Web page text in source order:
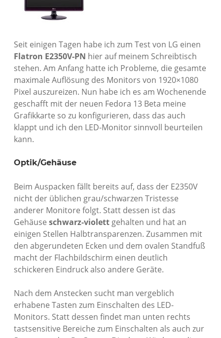
Seit einigen Tagen habe ich zum Test von LG einen
Flatron E2350V-PN hier auf meinem Schreibtisch
stehen. Am Anfang hatte ich Probleme, die gesamte
maximale Auflösung des Monitors von 1920×1080
Pixel auszureizen. Nun habe ich es am Wochenende
geschafft mit der neuen Fedora 13 Beta meine
Grafikkarte so zu konfigurieren, dass das auch
klappt und ich den LED-Monitor sinnvoll beurteilen
kann.
Optik/Gehäuse
Beim Auspacken fällt bereits auf, dass der E2350V
nicht der üblichen grau/schwarzen Tristesse
anderer Monitore folgt. Statt dessen ist das
Gehäuse schwarz-violett gehalten und hat an
einigen Stellen Halbtransparenzen. Zusammen mit
den abgerundeten Ecken und dem ovalen Standfuß
macht der Flachbildschirm einen deutlich
schickeren Eindruck also andere Geräte.
Nach dem Anstecken sucht man vergeblich
erhabene Tasten zum Einschalten des LED-
Monitors. Statt dessen findet man unten rechts
tastsensitive Bereiche zum Einschalten als auch zur